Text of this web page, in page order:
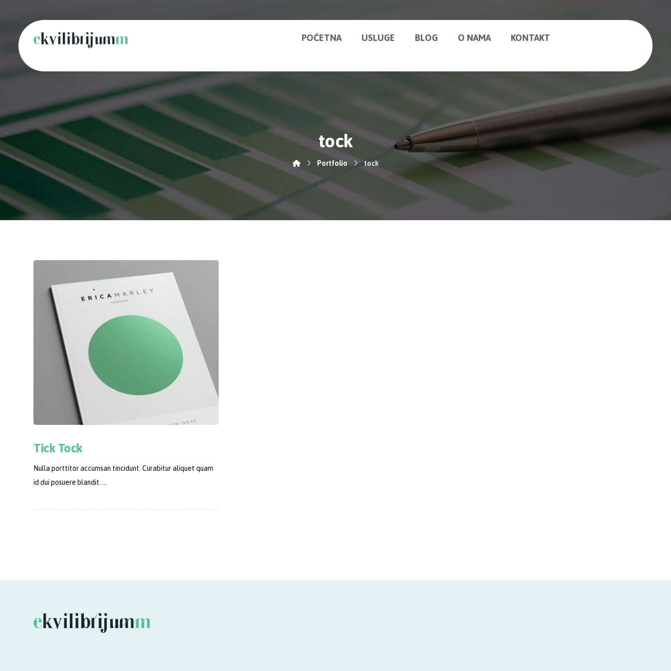
POČETNA USLUGE BLOG O NAMA KONTAKT
tock
Portfolio tock
Tick Tock
Nulla porttitor accumsan tincidunt. Curabitur aliquet quam
id dui posuere blandit. ...